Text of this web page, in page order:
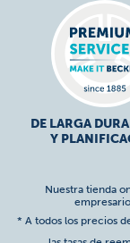
DE LARGA
Y
Nuestra tienda
* A todos los precios